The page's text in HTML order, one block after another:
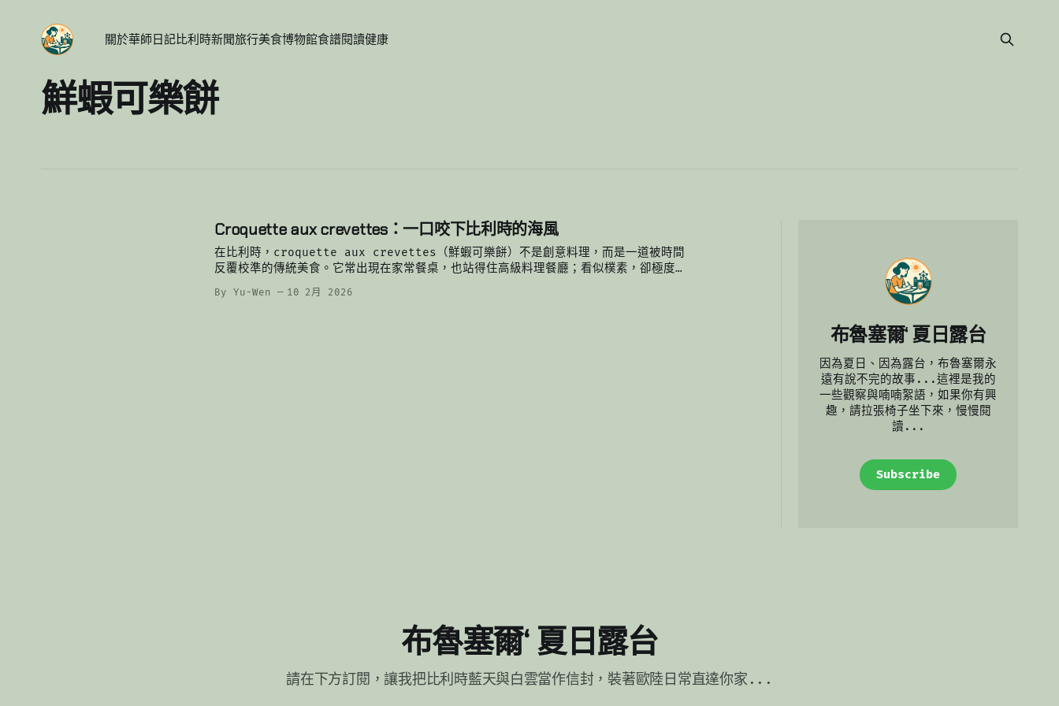
關於華師日記比利時新聞旅行美食博物館食譜閱讀健康
鮮蝦可樂餅
Croquette aux crevettes：一口咬下比利時的海風
在比利時，croquette aux crevettes（鮮蝦可樂餅）不是創意料理，而是一道被時間
反覆校準的傳統美食。它常出現在家常餐桌，也站得住高級料理餐廳；看似樸素，卻極度挑
楚說話。 這道菜的根基來自北海。比利時與荷蘭沿岸盛產的灰蝦（crevettes
By Yu-Wen 10 2月 2026
布魯塞爾‘ 夏日露台
因為夏日、因為露台，布魯塞爾永
遠有說不完的故事...這裡是我的
一些觀察與喃喃絮語，如果你有興
趣，請拉張椅子坐下來，慢慢閱
讀...
Subscribe
布魯塞爾‘ 夏日露台
請在下方訂閱，讓我把比利時藍天與白雲當作信封，裝著歐陸日常直達你家...